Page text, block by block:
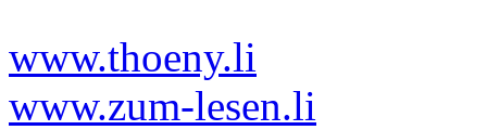
www.thoeny.li
www.zum-lesen.li